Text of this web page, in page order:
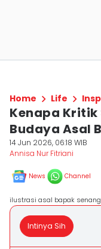
Home Life
Kenapa
Budaya Asal
14 Jun 2026, 06:18 WIB
Annisa Nur Fitriani
News Channel
ilustrasi asal bapak
Intinya Sih